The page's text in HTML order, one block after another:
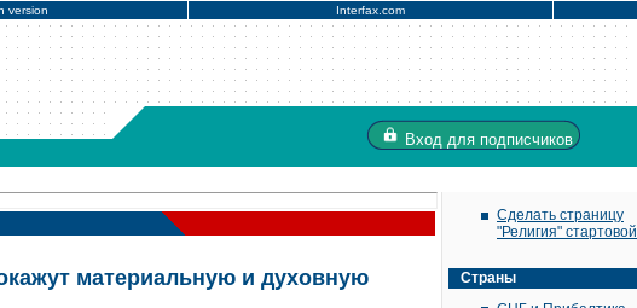
version Interfax.com
Вход для подписчиков
материальную и духовную
Сделать страницу
"Религия" стартовой
Страны